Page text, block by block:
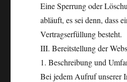
Eine Sperrung oder
abläuft, es sei denn, dass
Vertragserfüllung besteht.
III. Bereitstellung der
1. Beschreibung und
Bei jedem Aufruf unserer